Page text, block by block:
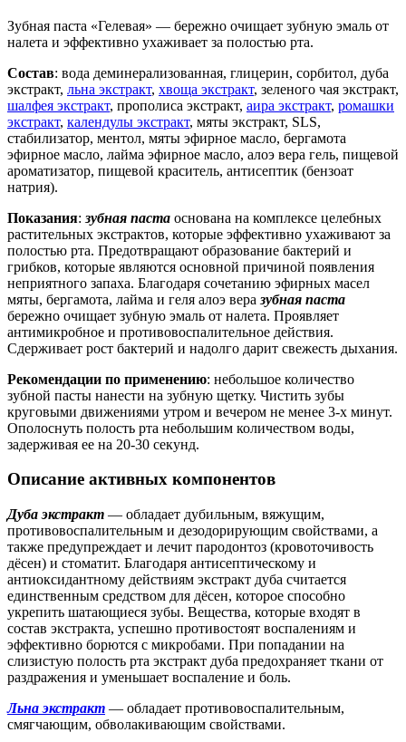
Зубная паста «Гелевая» — бережно очищает зубную эмаль от
налета и эффективно ухаживает за полостью рта.
Состав: вода деминерализованная, глицерин, сорбитол, дуба
экстракт, льна экстракт, хвоща экстракт, зеленого чая экстракт,
шалфея экстракт, прополиса экстракт, аира экстракт, ромашки
экстракт, календулы экстракт, мяты экстракт, SLS,
стабилизатор, ментол, мяты эфирное масло, бергамота
эфирное масло, лайма эфирное масло, алоэ вера гель, пищевой
ароматизатор, пищевой краситель, антисептик (бензоат
натрия).
Показания: зубная паста основана на комплексе целебных
растительных экстрактов, которые эффективно ухаживают за
полостью рта. Предотвращают образование бактерий и
грибков, которые являются основной причиной появления
неприятного запаха. Благодаря сочетанию эфирных масел
мяты, бергамота, лайма и геля алоэ вера зубная паста
бережно очищает зубную эмаль от налета. Проявляет
антимикробное и противовоспалительное действия.
Сдерживает рост бактерий и надолго дарит свежесть дыхания.
Рекомендации по применению: небольшое количество
зубной пасты нанести на зубную щетку. Чистить зубы
круговыми движениями утром и вечером не менее 3-х минут.
Ополоснуть полость рта небольшим количеством воды,
задерживая ее на 20-30 секунд.
Описание активных компонентов
Дуба экстракт — обладает дубильным, вяжущим,
противовоспалительным и дезодорирующим свойствами, а
также предупреждает и лечит пародонтоз (кровоточивость
дёсен) и стоматит. Благодаря антисептическому и
антиоксидантному действиям экстракт дуба считается
единственным средством для дёсен, которое способно
укрепить шатающиеся зубы. Вещества, которые входят в
состав экстракта, успешно противостоят воспалениям и
эффективно борются с микробами. При попадании на
слизистую полость рта экстракт дуба предохраняет ткани от
раздражения и уменьшает воспаление и боль.
Льна экстракт — обладает противовоспалительным,
смягчающим, обволакивающим свойствами.